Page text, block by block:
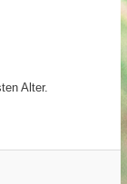
Alter.